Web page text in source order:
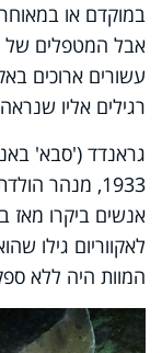
במוקדם או
אבל המטפלים של
עשורים ארוכים
רגילים אליו
גראנדד ('סבא'
1933, מנהר
אנשים ביקרו מאז
לאקווריום גילו
המוות היה ללא